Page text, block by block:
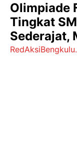
Olimpiade
Tingkat
Sederajat,